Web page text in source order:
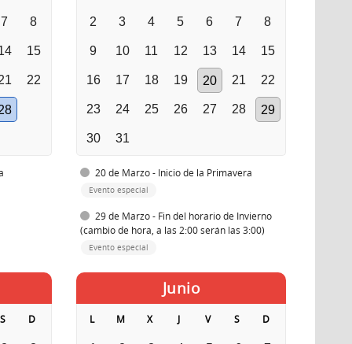
7 8
15
22
2 3 4 5 6 7 8
9 10 11 12 13 14 15
16 17 18 19 20 21 22
23 24 25 26 27 28 29
30 31
20 de Marzo - Inicio de la Primavera
Evento especial
29 de Marzo - Fin del horario de Invierno
(cambio de hora, a las 2:00 serán las 3:00)
Evento especial
S D
Junio
L M X J V S D